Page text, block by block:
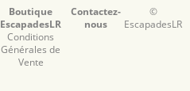
Boutique
EscapadesLR
Conditions
Générales de
Vente
Contactez-
nous
©
EscapadesLR